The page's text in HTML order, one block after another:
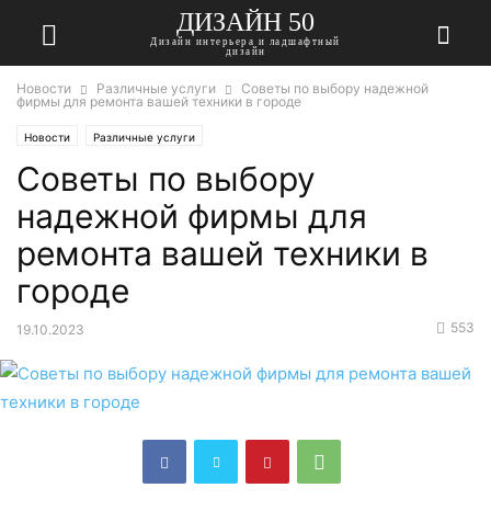
ДИЗАЙН 50
Дизайн интерьера и ладшафтный
дизайн
Новости Различные услуги
Советы по выбору надежной
фирмы для ремонта вашей техники в городе
Новости Различные услуги
Советы по выбору
надежной фирмы для
ремонта вашей техники в
городе
19.10.2023 553